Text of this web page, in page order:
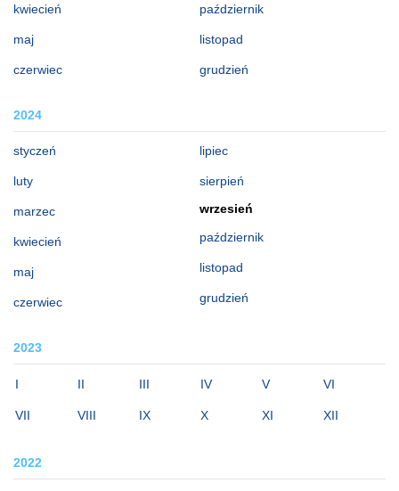
kwiecień
maj
czerwiec
październik
listopad
grudzień
2024
styczeń
luty
marzec
kwiecień
maj
czerwiec
lipiec
sierpień
wrzesień
październik
listopad
grudzień
2023
I II III IV V VI
VII VIII IX X XI XII
2022